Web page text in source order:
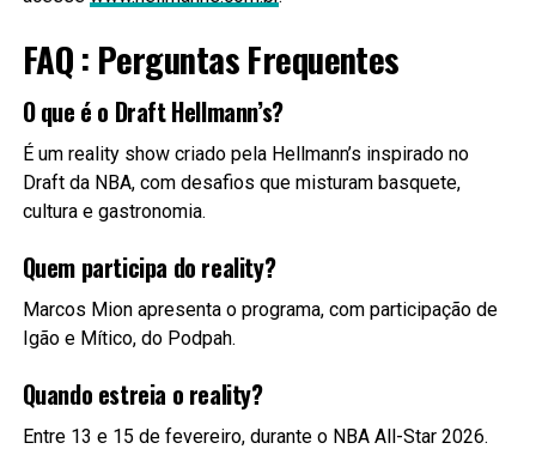
FAQ : Perguntas Frequentes
O que é o Draft Hellmann’s?
É um reality show criado pela Hellmann’s inspirado no
Draft da NBA, com desafios que misturam basquete,
cultura e gastronomia.
Quem participa do reality?
Marcos Mion apresenta o programa, com participação de
Igão e Mítico, do Podpah.
Quando estreia o reality?
Entre 13 e 15 de fevereiro, durante o NBA All-Star 2026.